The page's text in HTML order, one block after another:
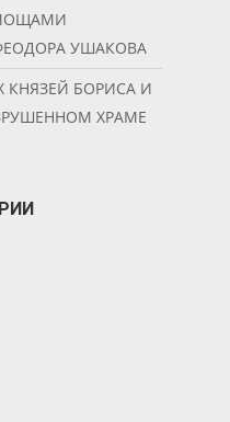
УШАКОВА
КНЯЗЕЙ БОРИСА И
ХРАМЕ